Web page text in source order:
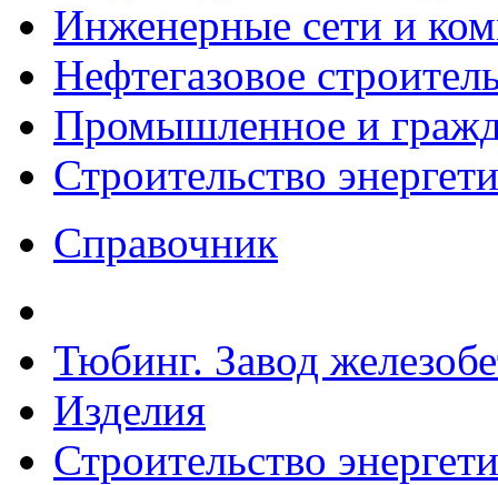
Инженерные сети и
Нефтегазовое
Промышленное и
Строительство
Справочник
Тюбинг. Завод
Изделия
Строительство